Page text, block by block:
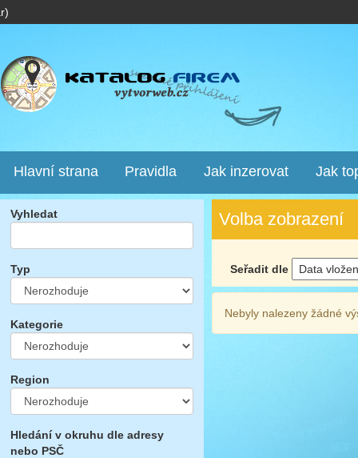
Hlavní strana Pravidla Jak inzerovat Jak
Vyhledat
Typ
Kategorie
Region
Hledání v okruhu dle adresy
nebo PSČ
Volba zobrazení
Seřadit dle
Nebyly nalezeny žádné